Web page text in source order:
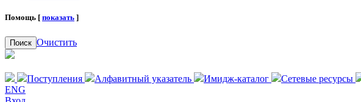
Помощь [ показать ]
Поиск Очистить
Поступления Алфавитный указатель Имидж-каталог
Сетевые ресурсы
ENG